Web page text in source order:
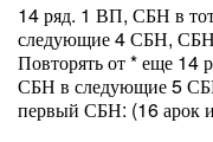
14 ряд. 1 ВП, СБН в
следующие 4 СБН,
Повторять от * еще 14
СБН в следующие 5
первый СБН: (16 арок